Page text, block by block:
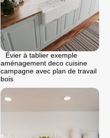
Évier à tablier exemple
aménagement deco cuisine
campagne avec plan de travail
bois